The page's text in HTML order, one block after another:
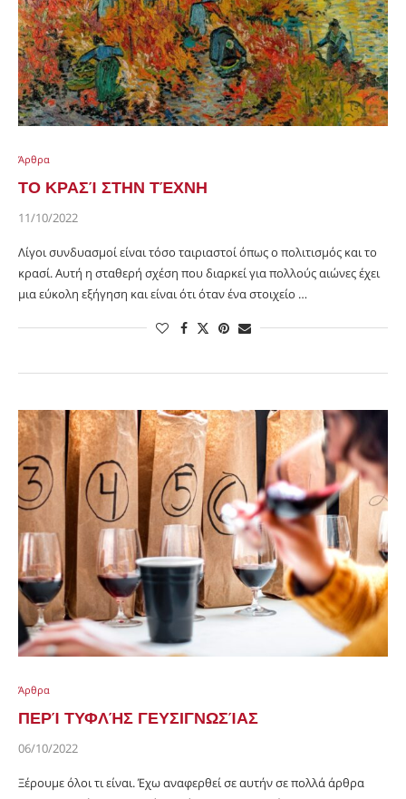
Άρθρα
ΤΟ ΚΡΑΣΊ ΣΤΗΝ ΤΈΧΝΗ
11/10/2022
Λίγοι συνδυασμοί είναι τόσο ταιριαστοί όπως ο πολιτισμός και το
κρασί. Αυτή η σταθερή σχέση που διαρκεί για πολλούς αιώνες έχει
μια εύκολη εξήγηση και είναι ότι όταν ένα στοιχείο …
Άρθρα
ΠΕΡΊ ΤΥΦΛΉΣ ΓΕΥΣΙΓΝΩΣΊΑΣ
06/10/2022
Ξέρουμε όλοι τι είναι. Έχω αναφερθεί σε αυτήν σε πολλά άρθρα